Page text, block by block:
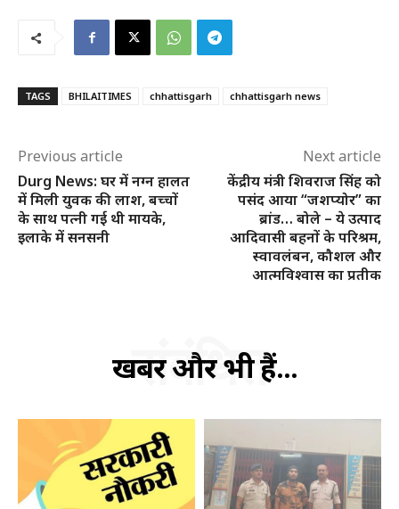
TAGS BHILAITIMES chhattisgarh chhattisgarh news
Previous article
Durg News: घर में नग्न हालत
में मिली युवक की लाश, बच्चों
के साथ पत्नी गई थी मायके,
इलाके में सनसनी
Next article
केंद्रीय मंत्री शिवराज सिंह को
पसंद आया “जशप्योर” का
ब्रांड… बोले – ये उत्पाद
आदिवासी बहनों के परिश्रम,
स्वावलंबन, कौशल और
आत्मविश्वास का प्रतीक
खबरें और भी हैं...
संबंधित